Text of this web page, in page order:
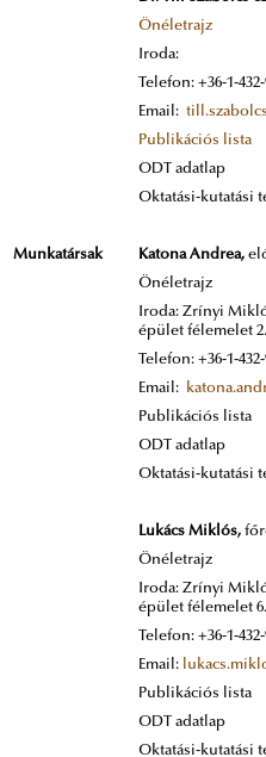
Önéletrajz
Iroda:
Telefon: +36-1-432-
Email:
Publikációs lista
ODT adatlap
Oktatási-kutatási
Munkatársak Katona Andrea,
Önéletrajz
Iroda: Zrínyi
épület félemelet 2.
Telefon: +36-1-432-
Email:
Publikációs lista
ODT adatlap
Oktatási-kutatási
Lukács Miklós,
Önéletrajz
Iroda: Zrínyi
épület félemelet 6.
Telefon: +36-1-432-
Email:
Publikációs lista
ODT adatlap
Oktatási-kutatási